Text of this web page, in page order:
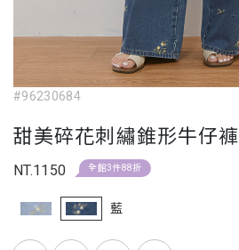
#96230684
甜美碎花刺繡錐形牛仔褲
NT.1150 全館3件88折
藍